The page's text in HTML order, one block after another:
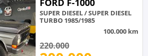
SUPER DIESEL / SUPER DIESEL
TURBO 1985/1985
100.000 km
220.000